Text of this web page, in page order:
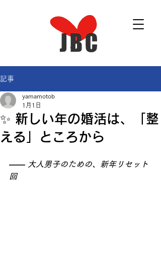
記事
✨ 新しい年の婚活は、「整
える」ところから
yamamotob
1月1日
―― 大人男子のための、新年リセット
回